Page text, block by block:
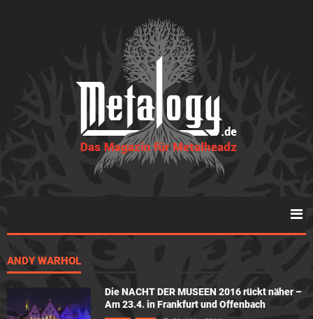
ANDY WARHOL
Die NACHT DER MUSEEN 2016 rückt näher –
Am 23.4. in Frankfurt und Offenbach